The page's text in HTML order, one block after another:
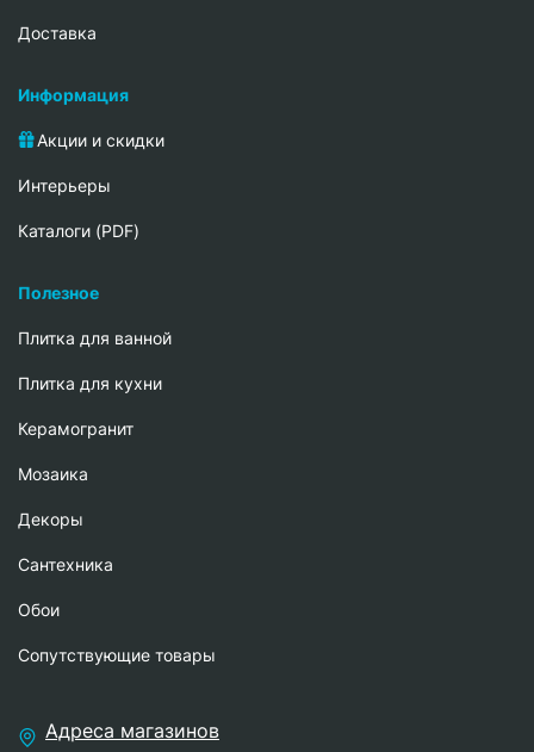
Доставка
Информация
Акции и скидки
Интерьеры
Каталоги (PDF)
Полезное
Плитка для ванной
Плитка для кухни
Керамогранит
Мозаика
Декоры
Сантехника
Обои
Сопутствующие товары
Адреса магазинов